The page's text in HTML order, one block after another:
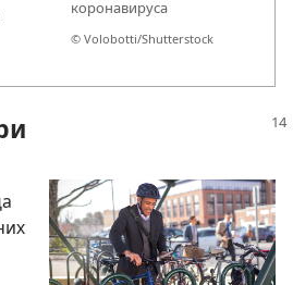
© Volobotti/Shutterstock
коронавируса